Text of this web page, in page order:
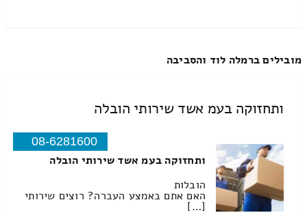
מובילים ברמלה לוד והסביבה
ותחזוקה בעמ אשד שירותי הובלה
08-6281600
ותחזוקה בעמ אשד שירותי הובלה
הובלות
האם אתם באמצע העברה? רוצים שירותי
[…]